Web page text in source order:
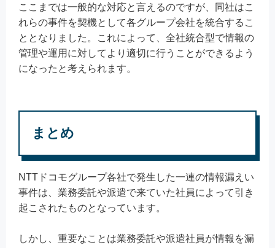
ここまでは一般的な対応と言えるのですが、同社はこ
れらの事件を契機として各グループ会社を統合するこ
ととなりました。これによって、全社統合型で情報の
管理や運用に対してより適切に行うことができるよう
になったと考えられます。
まとめ
NTTドコモグループ各社で発生した一連の情報漏えい
事件は、業務委託や派遣で来ていた社員によって引き
起こされたものとなっています。
しかし、重要なことは業務委託や派遣社員が情報を漏